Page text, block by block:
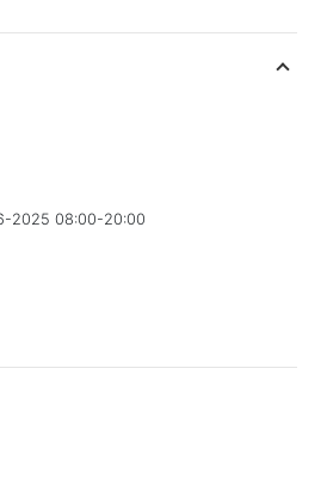
2025 08:00-20:00